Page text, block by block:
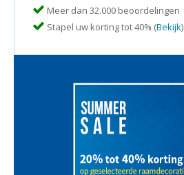
Meer dan 32.000 beoordelingen
Stapel uw korting tot 40% (Bekijk)